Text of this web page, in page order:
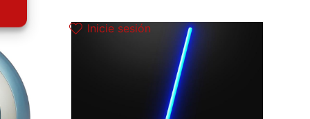
es: 87.92€.
Inicie sesión